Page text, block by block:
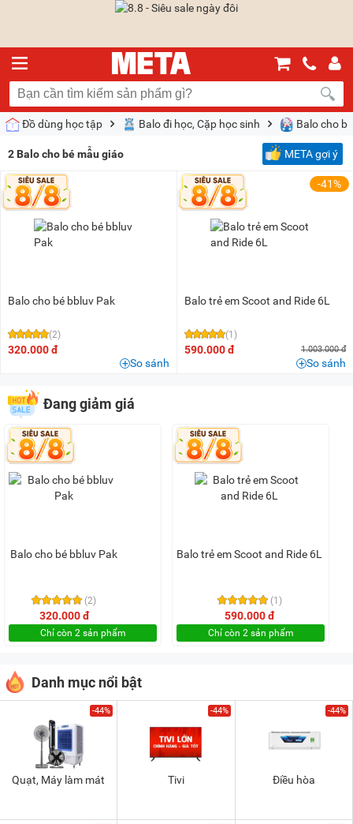
Đồ dùng học tập Balo đi học, Cặp học sinh Balo cho
2 Balo cho bé mẫu giáo META gợi ý
Balo cho bé bbluv Pak
(2)
320.000 đ
So sánh
-41%
Balo trẻ em Scoot and Ride 6L
(1)
590.000 đ 1.003.000 đ
So sánh
Đang giảm giá
Balo cho bé bbluv Pak
(2)
320.000 đ
Chỉ còn 2 sản phẩm
Balo trẻ em Scoot and Ride 6L
(1)
590.000 đ
Chỉ còn 2 sản phẩm
Danh mục nổi bật
-44%
Quạt, Máy làm mát
-44%
Tivi
-44%
Điều hòa